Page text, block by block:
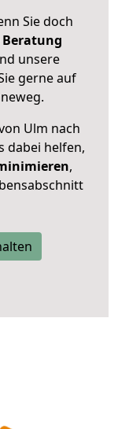
Sie doch
unsere
gerne auf
Ulm nach
dabei helfen,
,